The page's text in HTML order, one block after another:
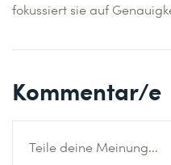
fokussiert sie auf
Kommentar/e
Teile deine Meinung...